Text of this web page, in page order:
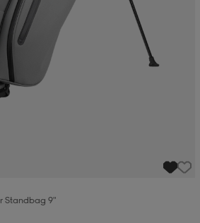
Hio Performance Pu Leather Standbag 9"